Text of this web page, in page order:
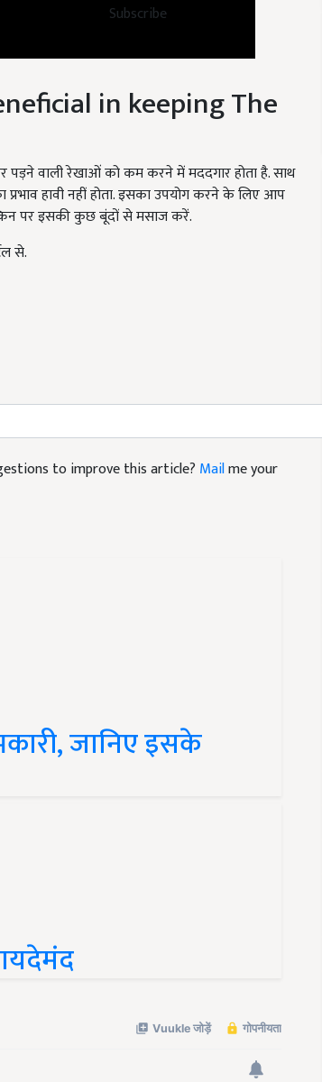
Subscribe
in keeping The
वाली रेखाओं को कम करने में मददगार होता है. साथ
प्रभाव हावी नहीं होता. इसका उपयोग करने के लिए आप
पर इसकी कुछ बूंदों से मसाज करें.
to improve this article?
जानिए इसके